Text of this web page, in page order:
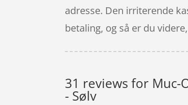
adresse. Den irriterende
betaling, og så er du
31 reviews for Muc-
- Sølv